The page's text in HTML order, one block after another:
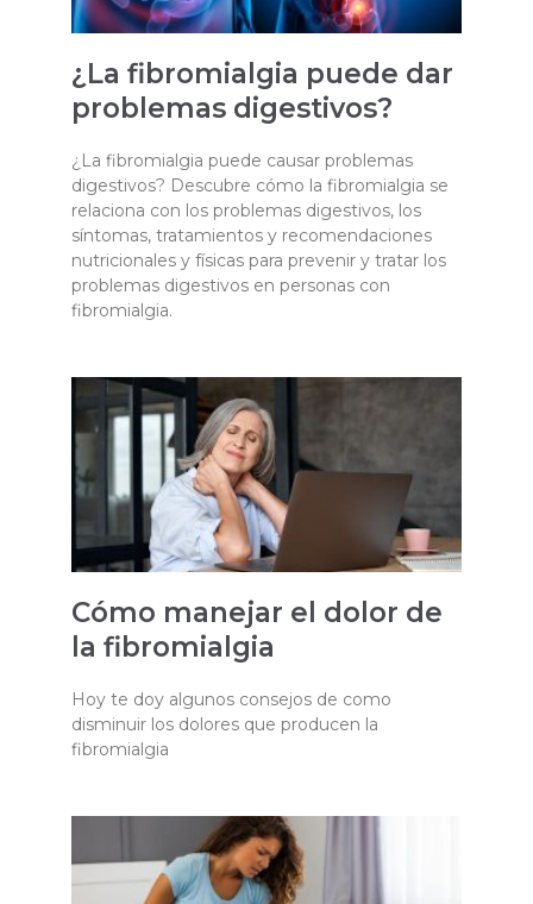
¿La fibromialgia puede dar
problemas digestivos?
¿La fibromialgia puede causar problemas
digestivos? Descubre cómo la fibromialgia se
relaciona con los problemas digestivos, los
síntomas, tratamientos y recomendaciones
nutricionales y físicas para prevenir y tratar los
problemas digestivos en personas con
fibromialgia.
Cómo manejar el dolor de
la fibromialgia
Hoy te doy algunos consejos de como
disminuir los dolores que producen la
fibromialgia